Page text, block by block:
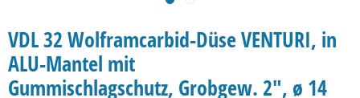
VDL 32 Wolframcarbid-Düse VENTURI, in
ALU-Mantel mit
Gummischlagschutz, Grobgew. 2", ø 14